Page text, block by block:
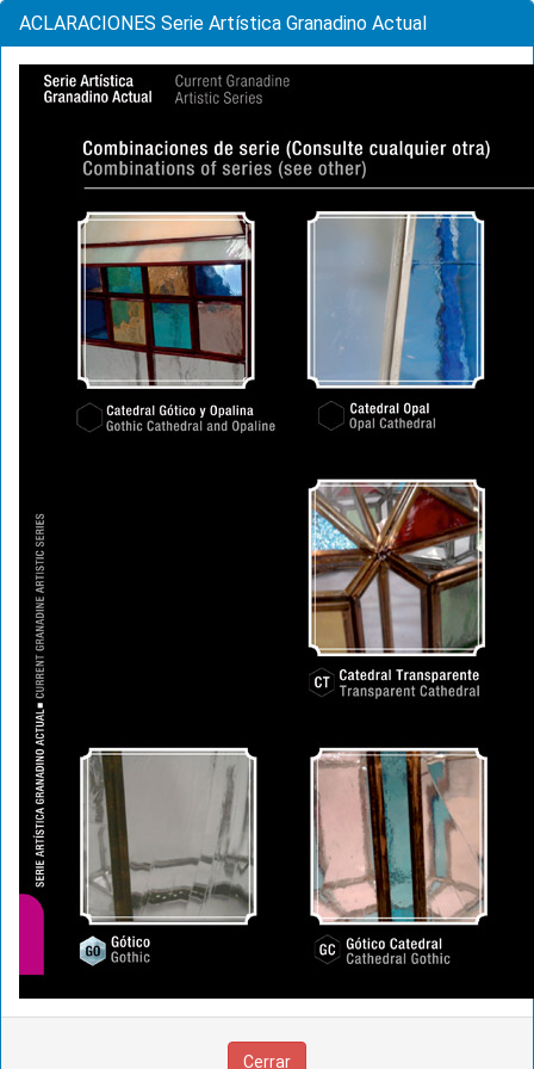
ACLARACIONES Serie Artística Granadino Actual